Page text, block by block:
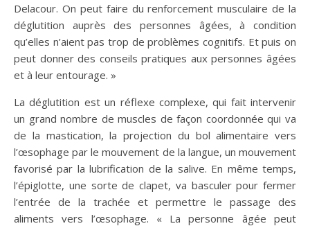
Delacour. On peut faire du renforcement musculaire de la
déglutition auprès des personnes âgées, à condition
qu’elles n’aient pas trop de problèmes cognitifs. Et puis on
peut donner des conseils pratiques aux personnes âgées
et à leur entourage. »
La déglutition est un réflexe complexe, qui fait intervenir
un grand nombre de muscles de façon coordonnée qui va
de la mastication, la projection du bol alimentaire vers
l’œsophage par le mouvement de la langue, un mouvement
favorisé par la lubrification de la salive. En même temps,
l’épiglotte, une sorte de clapet, va basculer pour fermer
l’entrée de la trachée et permettre le passage des
aliments vers l’œsophage. « La personne âgée peut